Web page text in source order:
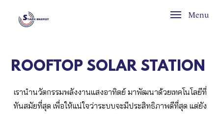
Menu
ROOFTOP SOLAR STATION
เรานำนวัตกรรมพลังงานแสงอาทิตย์ มาพัฒนาด้วยเทคโนโลยีที่
ทันสมัยที่สุด เพื่อให้แน่ใจว่าระบบจะมีประสิทธิภาพดีที่สุด แต่ยัง